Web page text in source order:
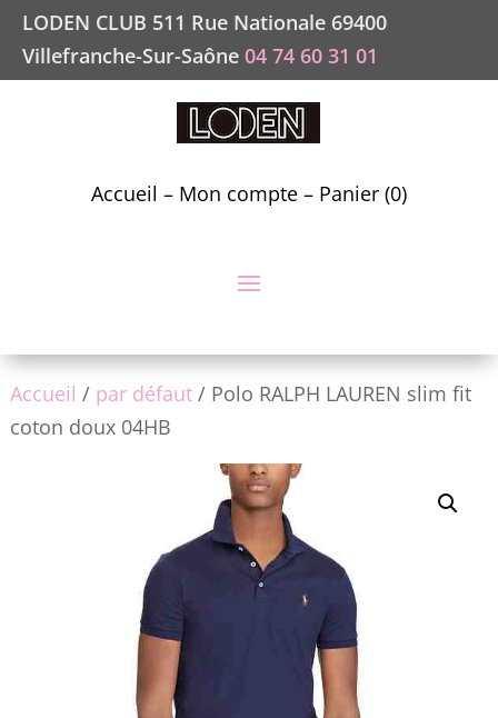
LODEN CLUB 511 Rue Nationale 69400
Villefranche-Sur-Saône 04 74 60 31 01
Accueil – Mon compte– Panier (0)
Accueil / par défaut/ Polo RALPH LAUREN slim fit
coton doux 04HB